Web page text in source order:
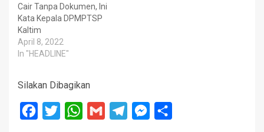
Cair Tanpa Dokumen, Ini
Kata Kepala DPMPTSP
Kaltim
April 8, 2022
In "HEADLINE"
Silakan Dibagikan
Facebook
Twitter WhatsApp
Gmail TelegramMessenger